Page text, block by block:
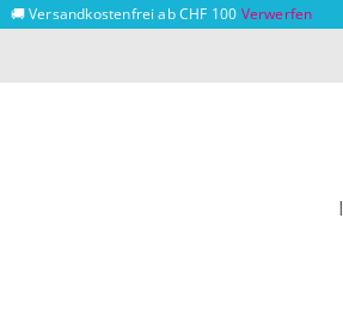
🚚 Versandkostenfrei ab CHF 100 Verwerfen